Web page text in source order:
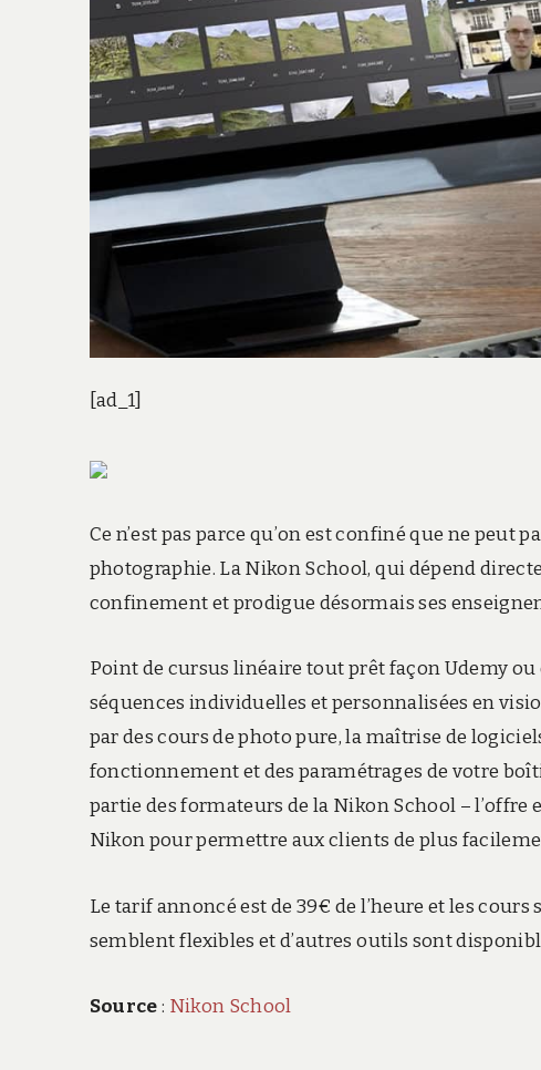
[ad_1]
Ce n’est pas parce qu’on est confiné que ne peut
photographie. La Nikon School, qui dépend
confinement et prodigue désormais ses
Point de cursus linéaire tout prêt façon Udemy ou
séquences individuelles et personnalisées en
par des cours de photo pure, la maîtrise de
fonctionnement et des paramétrages de votre
partie des formateurs de la Nikon School – l’offre
Nikon pour permettre aux clients de plus
Le tarif annoncé est de 39€ de l’heure et les
semblent flexibles et d’autres outils sont
Source: Nikon School